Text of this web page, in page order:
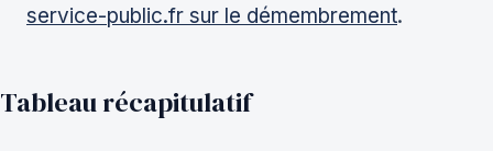
service-public.fr sur le démembrement.
Tableau récapitulatif